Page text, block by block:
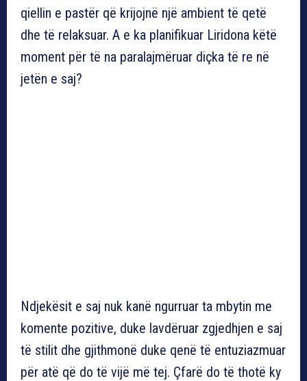
qiellin e pastër që krijojnë një ambient të qetë
dhe të relaksuar. A e ka planifikuar Liridona këtë
moment për të na paralajmëruar diçka të re në
jetën e saj?
Ndjekësit e saj nuk kanë ngurruar ta mbytin me
komente pozitive, duke lavdëruar zgjedhjen e saj
të stilit dhe gjithmonë duke qenë të entuziazmuar
për atë që do të vijë më tej. Çfarë do të thotë ky